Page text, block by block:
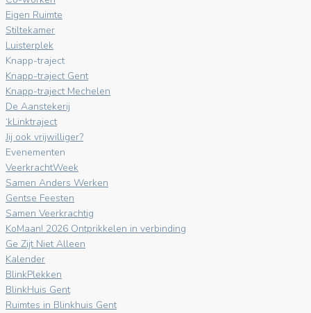
Eigen Ruimte
Stiltekamer
Luisterplek
Knapp-traject
Knapp-traject Gent
Knapp-traject Mechelen
De Aanstekerij
‘kLinktraject
Jij ook vrijwilliger?
Evenementen
VeerkrachtWeek
Samen Anders Werken
Gentse Feesten
Samen Veerkrachtig
KoMaan! 2026 Ontprikkelen in verbinding
Ge Zijt Niet Alleen
Kalender
BlinkPlekken
BlinkHuis Gent
Ruimtes in Blinkhuis Gent